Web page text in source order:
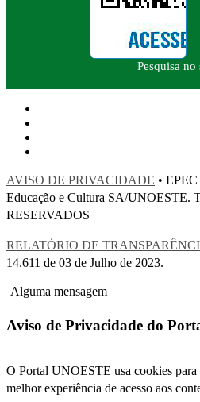
Pesquisa no
AVISO DE PRIVACIDADE •
Educação e Cultura SA/UNOESTE.
RESERVADOS
RELATÓRIO DE
14.611 de 03 de Julho de 2023.
Alguma mensagem
Aviso de Privacidade do
O Portal UNOESTE usa cookies para
melhor experiência de acesso aos